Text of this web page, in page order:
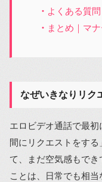
よくある質問
まとめ｜マ
なぜいきなりリク
エロビデオ通話で最
間にリクエストをす
て、まだ空気感もで
ことは、日常でも相当